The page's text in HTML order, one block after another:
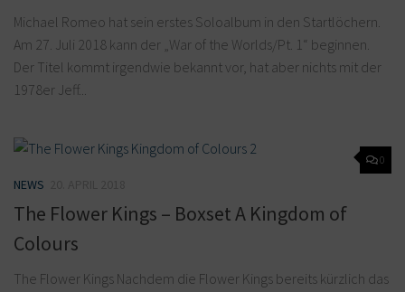
Michael Romeo hat sein erstes Soloalbum in den Startlöchern.
Am 27. Juli 2018 kann der „War of the Worlds/Pt. 1“ beginnen.
Der Titel kommt irgendwie bekannt vor, hat aber nichts mit der
1978er Jeff...
0
NEWS
The Flower Kings – Boxset A Kingdom of
Colours
The Flower Kings Nachdem die Flower Kings bereits kürzlich das